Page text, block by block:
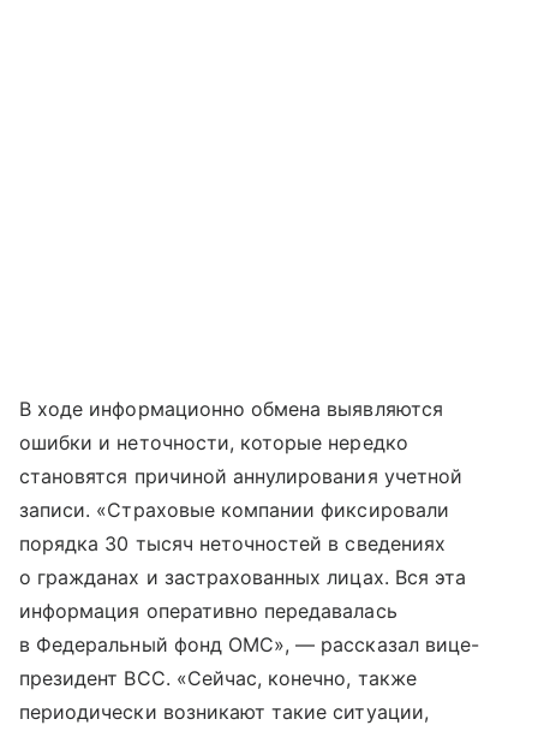
В ходе информационно обмена выявляются
ошибки и неточности, которые нередко
становятся причиной аннулирования учетной
записи. «Страховые компании фиксировали
порядка 30 тысяч неточностей в сведениях
о гражданах и застрахованных лицах. Вся эта
информация оперативно передавалась
в Федеральный фонд ОМС», — рассказал вице-
президент ВСС. «Сейчас, конечно, также
периодически возникают такие ситуации,